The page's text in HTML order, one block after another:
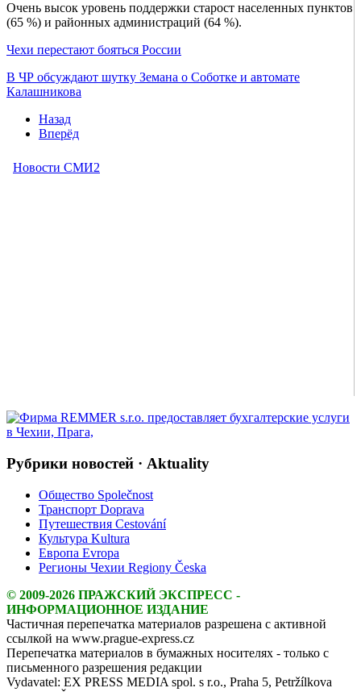
Очень высок уровень поддержки старост населенных пунктов
(65 %) и районных администраций (64 %).
Чехи перестают бояться России
В ЧР обсуждают шутку Земана о Соботке и автомате
Калашникова
Назад
Вперёд
Рубрики новостей · Aktuality
Общество Společnost
Транспорт Doprava
Путешествия Cestování
Культура Kultura
Европа Evropa
Регионы Чехии Regiony Česka
© 2009-2026 ПРАЖСКИЙ ЭКСПРЕСС -
ИНФОРМАЦИОННОЕ ИЗДАНИЕ
Частичная перепечатка материалов разрешена с активной
ссылкой на www.prague-express.cz
Перепечатка материалов в бумажных носителях - только с
письменного разрешения редакции
Vydavatel: EX PRESS MEDIA spol. s r.o., Praha 5, Petržílkova